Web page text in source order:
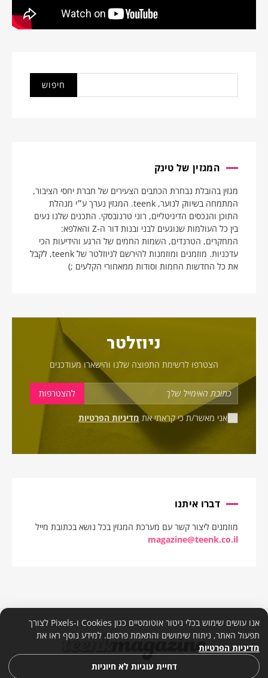
המגזין של טינק
מגזין בהובלת נבחרת הכתבים הצעירים של חברת יחסי הציבור,
המתמחה בשיווק לנוער, teenk. המגזין נערך ע״י מנהלת
התוכן והנכסים הדיגיטליים, רוני טרנובסקי. התכנים שלנו נעים
בין כל העולמות שנוגעים לבני ובנות דור ה-Z והאלפא:
המחקרים, הטרנדים, השמות החמים של הרגע והידיעות הכי
עדכניות. מוזמנים ומוזמנות להירשם לניוזלטר של teenk, לקבל
את כל החדשות החמות וסודות ממאחורי הקלעים ;)
ניוזלטר
הצטרפו לרשימת התפוצה שלנו והישארו מעודכנים
אני מאשר/ת כי קראתי את מדיניות הפרטיות
דברו איתנו
מוזמנים ליצור קשר עם מערכת המגזין בכל נושא בכתובת מייל
magazine@teenk.co.il
אנו עושים שימוש בכלי ניטור אוטומטיים כגון Cookies ו-Pixels לצורך
תפעול האתר, ניתוח שימושים והתאמת פרסום. למידע נוסף ראו את
מדיניות הפרטיות
דחיית עוגיות לא חיוניות